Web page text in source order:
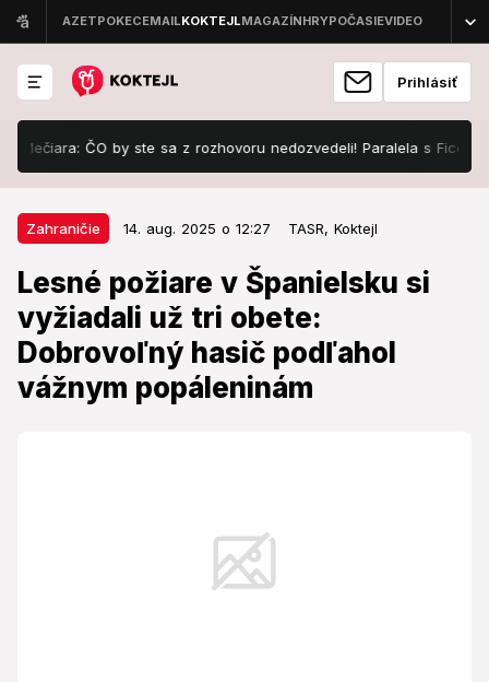
Prihlásiť
ČO by ste sa z rozhovoru nedozvedeli! Paralela s Ficom?
Zahraničie 14. aug. 2025 o 12:27 TASR, Koktejl
Lesné požiare v Španielsku si
vyžiadali už tri obete:
Dobrovoľný hasič podľahol
vážnym popáleninám
Zahraničie 14. aug. 2025 o 12:27
Lesné požiare v Španielsku si
vyžiadali už tri obete: Dobrovoľný
hasič podľahol vážnym
popáleninám